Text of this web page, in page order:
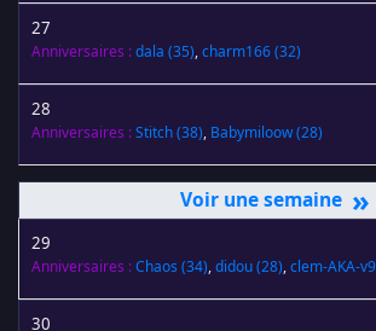
27
Anniversaires :dala (35),charm166(32)
28
Anniversaires :Stitch(38), Babymiloow(28)
»
29
Anniversaires :Chaos (34),didou(28),clem-AKA-
30